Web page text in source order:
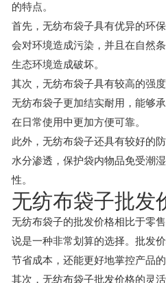
的特点。
首先，无纺布袋子具有优异的环
会对环境造成污染，并且在自然
生态环境造成破坏。
其次，无纺布袋子具有较高的强
无纺布袋子更加结实耐用，能够
在日常使用中更加方便可靠。
此外，无纺布袋子还具有较好的
水分渗透，保护袋内物品免受潮
性。
无纺布袋子批发
无纺布袋子的批发价格相比于零
说是一种非常划算的选择。批发
节省成本，还能更好地掌控产品的
其次，无纺布袋子批发价格的灵